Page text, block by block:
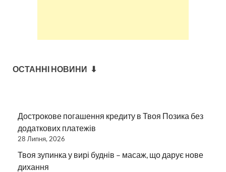
ОСТАННІ НОВИНИ ⬇
Дострокове погашення кредиту в Твоя Позика без
додаткових платежів
28 Липня, 2026
Твоя зупинка у вирі буднів – масаж, що дарує нове
дихання